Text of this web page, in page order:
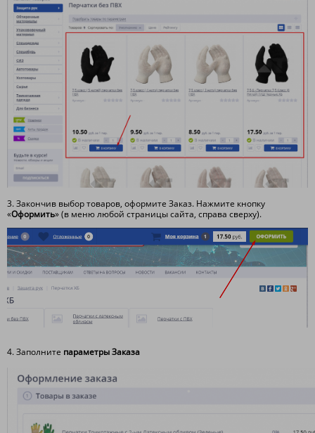
3. Закончив выбор товаров, оформите Заказ. Нажмите кнопку
«Оформить» (в меню любой страницы сайта, справа сверху).
4. Заполните параметры Заказа